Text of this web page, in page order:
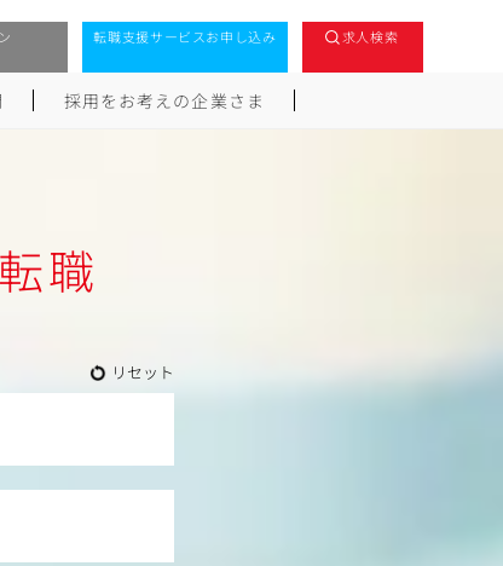
転職支援サービスお申し込み 求人検索
採用をお考えの企業さま
職
リセット